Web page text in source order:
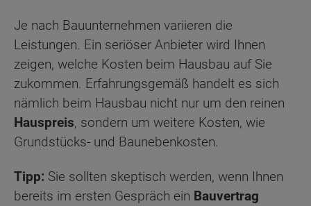
Je nach Bauunternehmen variieren die
Leistungen. Ein seriöser Anbieter wird Ihnen
zeigen, welche Kosten beim Hausbau auf Sie
zukommen. Erfahrungsgemäß handelt es sich
nämlich beim Hausbau nicht nur um den reinen
Hauspreis, sondern um weitere Kosten, wie
Grundstücks- und Baunebenkosten.
Tipp: Sie sollten skeptisch werden, wenn Ihnen
bereits im ersten Gespräch ein Bauvertrag